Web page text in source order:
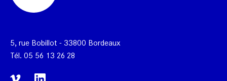
5, rue Bobillot - 33800 Bordeaux
Tél. 05 56 13 26 28